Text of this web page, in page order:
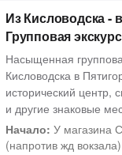
Из Кисловодска -
Групповая
Насыщенная
Кисловодска в
исторический центр,
и другие знаковые
Начало: У магазина
(напротив жд